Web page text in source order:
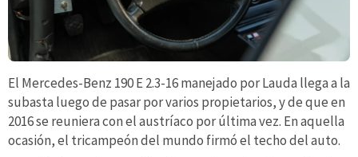
El Mercedes-Benz 190 E 2.3-16 manejado por Lauda llega a la
subasta luego de pasar por varios propietarios, y de que en
2016 se reuniera con el austríaco por última vez. En aquella
ocasión, el tricampeón del mundo firmó el techo del auto.